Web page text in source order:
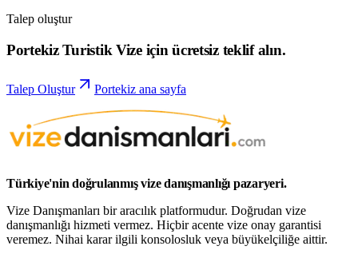
Talep oluştur
Portekiz Turistik Vize için ücretsiz teklif alın.
Talep Oluştur Portekiz ana sayfa
Türkiye'nin doğrulanmış vize danışmanlığı pazaryeri.
Vize Danışmanları bir aracılık platformudur. Doğrudan vize
danışmanlığı hizmeti vermez. Hiçbir acente vize onay garantisi
veremez. Nihai karar ilgili konsolosluk veya büyükelçiliğe aittir.